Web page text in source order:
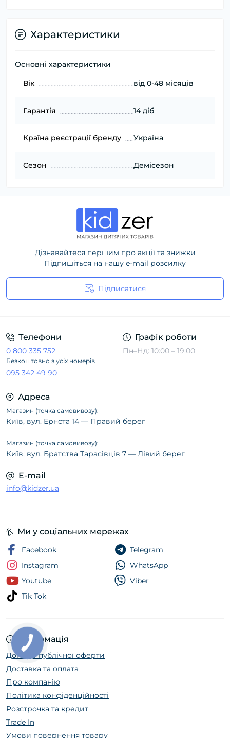
Характеристики
Основні характеристики
Вік від 0-48 місяців
Гарантія 14 діб
Країна реєстрації бренду Україна
Сезон Демісезон
Дізнавайтеся першим про акції та знижки
Підпишіться на нашу e-mail розсилку
Підписатися
Телефони
0 800 335 752
Безкоштовно з усіх номерів
095 342 49 90
Графік роботи
Пн–Нд: 10:00 – 19:00
Адреса
Магазин (точка самовивозу):
Київ, вул. Ернста 14 — Правий берег
Магазин (точка самовивозу):
Київ, вул. Братства Тарасівців 7 — Лівий берег
E-mail
info@kidzer.ua
Інформація
Договір публічної оферти
Доставка та оплата
Про компанію
Політика конфіденційності
Розстрочка та кредит
Trade In
Умови повернення товару
Ми у соціальних мережах
Facebook
Instagram
Youtube
Tik Tok
Telegram
WhatsApp
Viber